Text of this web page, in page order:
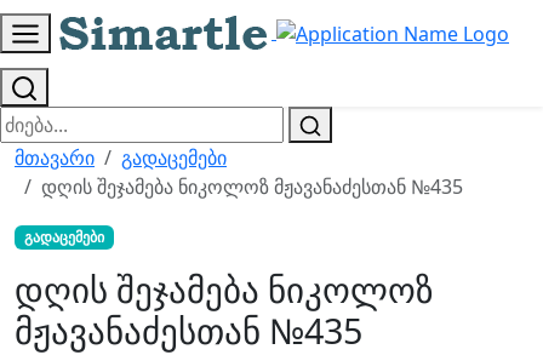
მთავარი
გადაცემები
დღის შეჯამება ნიკოლოზ მჟავანაძესთან №435
გადაცემები
დღის შეჯამება ნიკოლოზ
მჟავანაძესთან №435